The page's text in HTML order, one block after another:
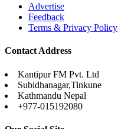
Advertise
Feedback
Terms & Privacy Policy
Contact Address
Kantipur FM Pvt. Ltd
Subidhanagar,Tinkune
Kathmandu Nepal
+977-015192080